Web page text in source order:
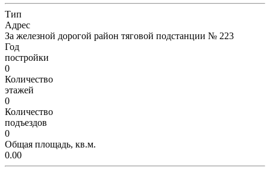
Тип
Адрес
За железной дорогой район тяговой подстанции № 223
Год
постройки
0
Количество
этажей
0
Количество
подъездов
0
Общая площадь, кв.м.
0.00